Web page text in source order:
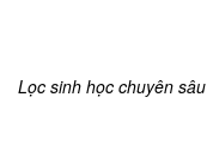
Lọc sinh học chuyên sâu